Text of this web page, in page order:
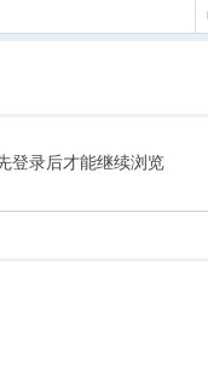
登录后才能继续浏览